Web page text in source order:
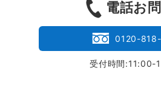
電話お
0120-
受付時間:11:00-